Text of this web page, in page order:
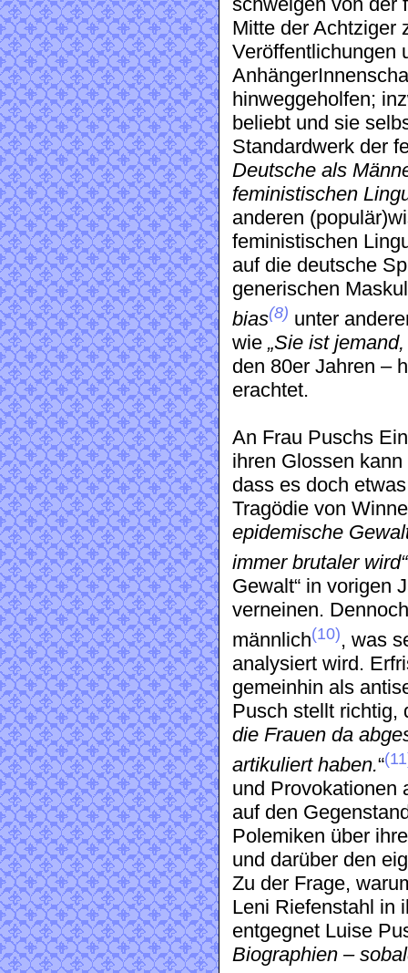
Mitte der Achtziger
Veröffentlichungen
hinweggeholfen;
beliebt und sie
Standardwerk der
Deutsche als
feministischen
anderen
feministischen
auf die deutsche
generischen
bias(8) unter
wie „Sie ist
den 80er Jahren –
erachtet.
An Frau Puschs
ihren Glossen
dass es doch
Tragödie von
epidemische
immer brutaler wird“
Gewalt“ in vorigen
verneinen.
männlich(10), was
analysiert wird.
gemeinhin als
Pusch stellt richtig,
die Frauen da
artikuliert haben.“
und Provokationen
auf den
Polemiken über
und darüber den
Zu der Frage,
Leni Riefenstahl in
entgegnet Luise
Biographien –